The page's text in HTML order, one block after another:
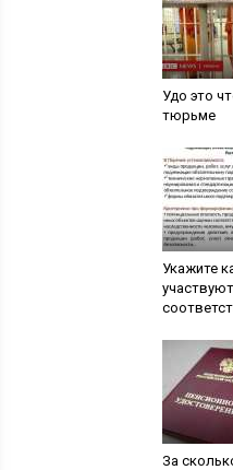
Удо это
тюрьме
Укажите
За